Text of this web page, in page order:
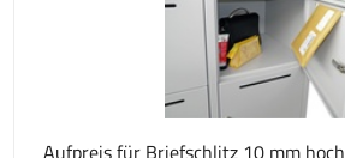
Aufpreis für Briefschlitz 10 mm hoch